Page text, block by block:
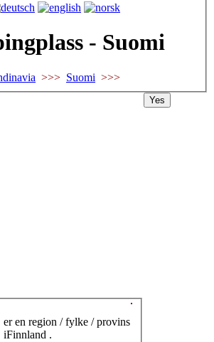
Campingplass - Suomi
>>> Suomi
er en region / fylke / provins
iFinnland .
Yes